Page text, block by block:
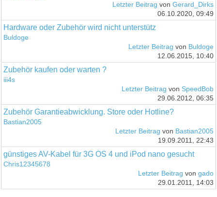
Letzter Beitrag von Gerard_Dirks
06.10.2020, 09:49
Hardware oder Zubehör wird nicht unterstütz
Buldoge
Letzter Beitrag von Buldoge
12.06.2015, 10:40
Zubehör kaufen oder warten ?
iii4s
Letzter Beitrag von SpeedBob
29.06.2012, 06:35
Zubehör Garantieabwicklung. Store oder Hotline?
Bastian2005
Letzter Beitrag von Bastian2005
19.09.2011, 22:43
günstiges AV-Kabel für 3G OS 4 und iPod nano gesucht
Chris12345678
Letzter Beitrag von gado
29.01.2011, 14:03